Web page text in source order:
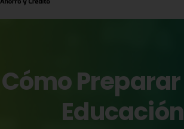
CómoPreparar
Educación